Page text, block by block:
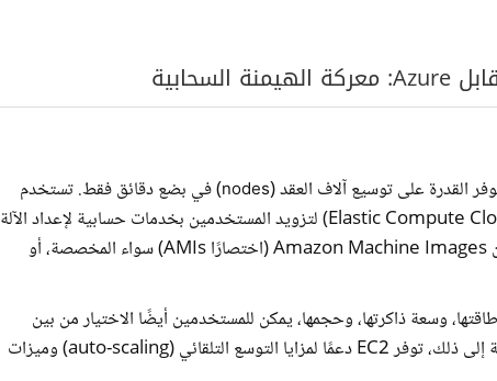
القدرة على توسيع آلاف العقد (nodes) في بضع دقائق فقط. تستخدم
أمازون EC2 (الحوسبة السحابية المرنة Elastic Compute Cloud) لتزويد المستخدمين بخدمات حسابية لإعداد الآلة
الافتراضية (VM) باستخدام صور آلة أمازون Amazon Machine Images (اختصارًا AMIs) سواء المخصصة، أو
وسعة ذاكرتها، وحجمها، يمكن للمستخدمين أيضًا الاختيار من بين
المناطق والجهات المختلفة المتاحة. بالإضافة إلى ذلك، توفر EC2 دعمًا لمزايا التوسع التلقائي (auto-scaling) وميزات